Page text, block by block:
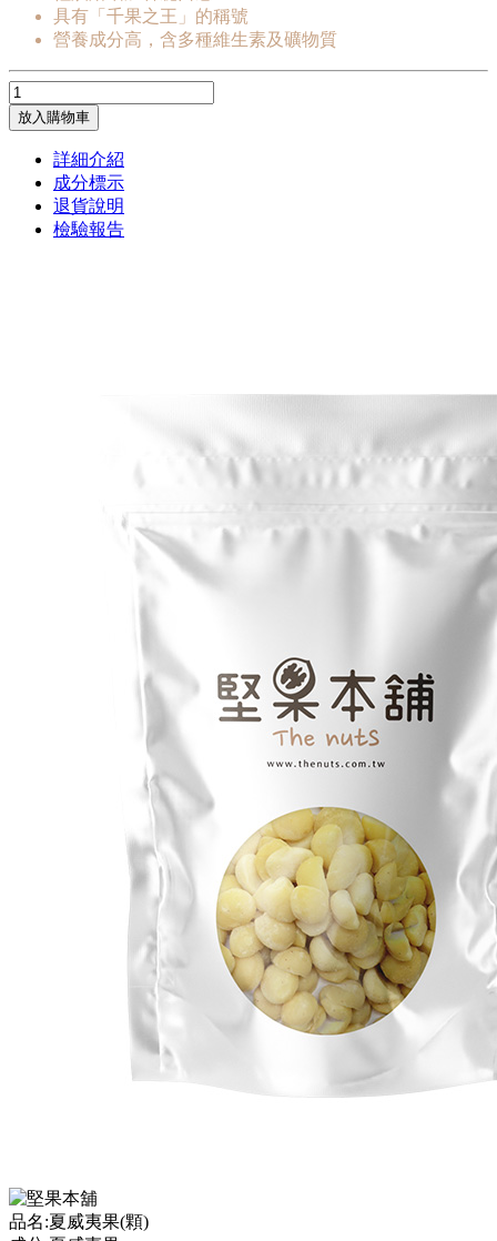
具有「千果之王」的稱號
營養成分高，含多種維生素及礦物質
放入購物車
詳細介紹
成分標示
退貨說明
檢驗報告
品名:夏威夷果(顆)